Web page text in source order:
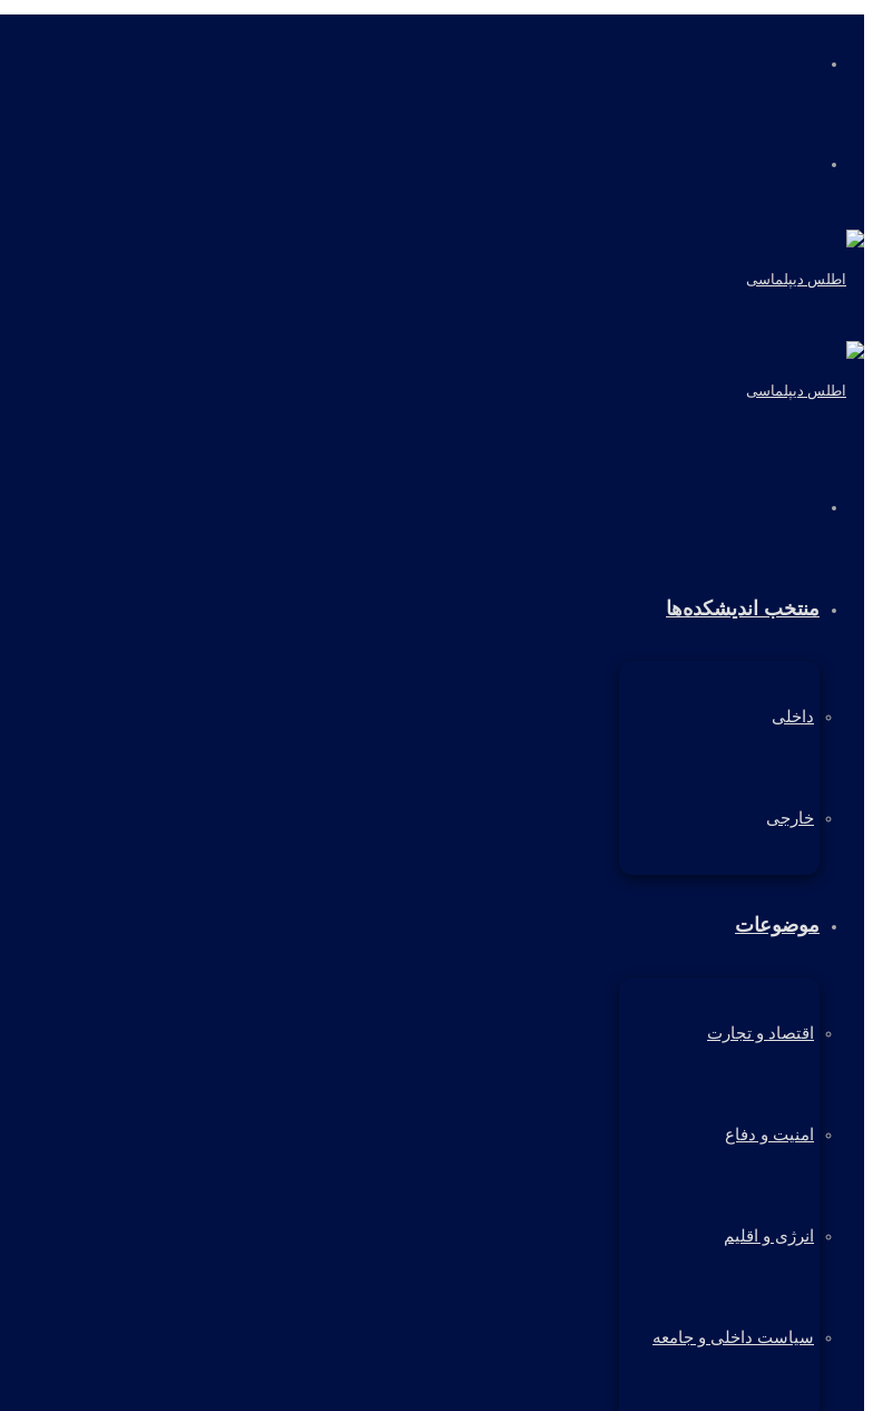
منتخب اندیشکده‌ها
داخلی
خارجی
موضوعات
اقتصاد و تجارت
امنیت و دفاع
انرژی و اقلیم
سیاست داخلی و جامعه